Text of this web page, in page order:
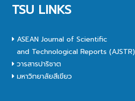
TSU LINKS
ASEAN Journal of Scientific
and Technological Reports (AJSTR)
วารสารปาริชาต
มหาวิทยาลัยสีเขียว